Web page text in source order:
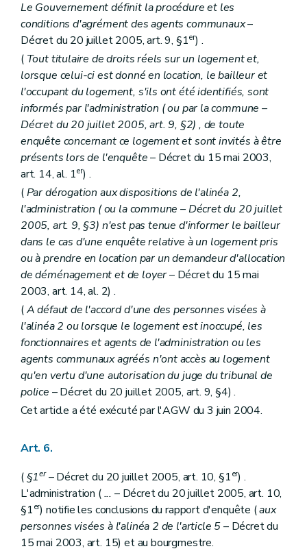
Le Gouvernement définit la procédure et les
conditions d'agrément des agents communaux–
Décret du 20 juillet 2005, art. 9, §1er) .
( Tout titulaire de droits réels sur un logement et,
lorsque celui-ci est donné en location, le bailleur et
l'occupant du logement, s'ils ont été identifiés, sont
informés par l'administration (ou par la commune –
Décret du 20 juillet 2005, art. 9, §2) , de toute
enquête concernant ce logement et sont invités à être
présents lors de l'enquête– Décret du 15 mai 2003,
art. 14, al. 1er) .
(Par dérogation aux dispositions de l'alinéa 2,
l'administration (ou la commune – Décret du 20 juillet
2005, art. 9, §3) n'est pas tenue d'informer le bailleur
dans le cas d'une enquête relative à un logement pris
ou à prendre en location par un demandeur d'allocation
de déménagement et de loyer– Décret du 15 mai
2003, art. 14, al. 2) .
(A défaut de l'accord d'une des personnes visées à
l'alinéa 2 ou lorsque le logement est inoccupé, les
fonctionnaires et agents de l'administration ou les
agents communaux agréés n'ont accès au logement
qu'en vertu d'une autorisation du juge du tribunal de
police – Décret du 20 juillet 2005, art. 9, §4) .
Cet article a été exécuté par l'AGW du 3 juin 2004.
Art. 6.
( §1er– Décret du 20 juillet 2005, art. 10, §1er) .
L'administration (... – Décret du 20 juillet 2005, art. 10,
§1er) notifie les conclusions du rapport d'enquête (aux
personnes visées à l'alinéa 2 de l'article 5– Décret du
15 mai 2003, art. 15) et au bourgmestre.